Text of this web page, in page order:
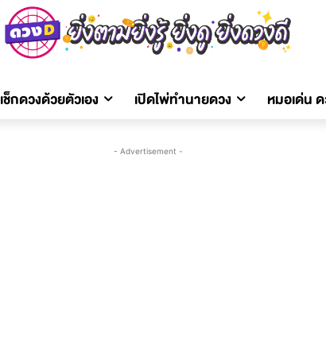
เช็กดวงด้วยตัวเอง เปิดไพ่ทำนายดวง หมอเด่น
- Advertisement -